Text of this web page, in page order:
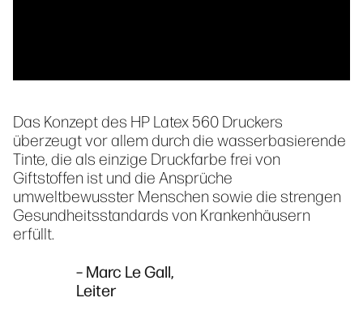
Das Konzept des HP Latex 560 Druckers
überzeugt vor allem durch die wasserbasierende
Tinte, die als einzige Druckfarbe frei von
Giftstoffen ist und die Ansprüche
umweltbewusster Menschen sowie die strengen
Gesundheitsstandards von Krankenhäusern
erfüllt.
– Marc Le Gall,
Leiter